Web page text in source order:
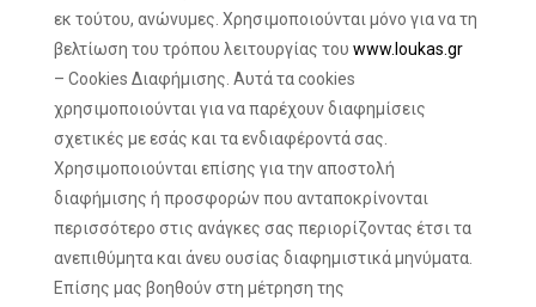
εκ τούτου, ανώνυμες. Χρησιμοποιούνται μόνο για να τη
βελτίωση του τρόπου λειτουργίας του www.loukas.gr
– Cookies Διαφήμισης. Αυτά τα cookies
χρησιμοποιούνται για να παρέχουν διαφημίσεις
σχετικές με εσάς και τα ενδιαφέροντά σας.
Χρησιμοποιούνται επίσης για την αποστολή
διαφήμισης ή προσφορών που ανταποκρίνονται
περισσότερο στις ανάγκες σας περιορίζοντας έτσι τα
ανεπιθύμητα και άνευ ουσίας διαφημιστικά μηνύματα.
Επίσης μας βοηθούν στη μέτρηση της